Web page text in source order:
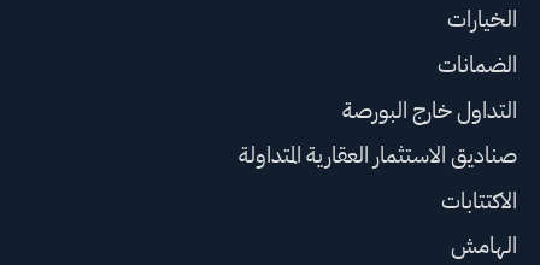
الخيارات
الضمانات
التداول خارج البورصة
صناديق الاستثمار العقارية المتداولة
الاكتتابات
الهامش